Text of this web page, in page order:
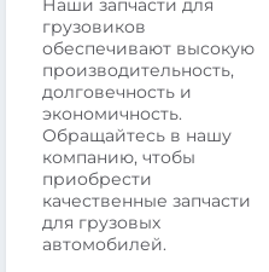
Наши запчасти для
грузовиков
обеспечивают высокую
производительность,
долговечность и
экономичность.
Обращайтесь в нашу
компанию, чтобы
приобрести
качественные запчасти
для грузовых
автомобилей.